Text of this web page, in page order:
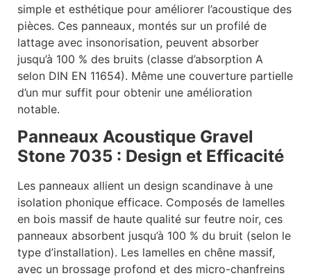
simple et esthétique pour améliorer l’acoustique des
pièces. Ces panneaux, montés sur un profilé de
lattage avec insonorisation, peuvent absorber
jusqu’à 100 % des bruits (classe d’absorption A
selon DIN EN 11654). Même une couverture partielle
d’un mur suffit pour obtenir une amélioration
notable.
Panneaux Acoustique Gravel
Stone 7035 : Design et Efficacité
Les panneaux allient un design scandinave à une
isolation phonique efficace. Composés de lamelles
en bois massif de haute qualité sur feutre noir, ces
panneaux absorbent jusqu’à 100 % du bruit (selon le
type d’installation). Les lamelles en chêne massif,
avec un brossage profond et des micro-chanfreins